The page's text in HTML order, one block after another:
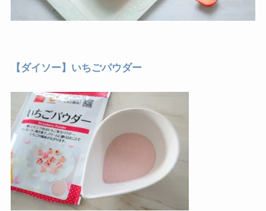
【ダイソー】いちごパウダー